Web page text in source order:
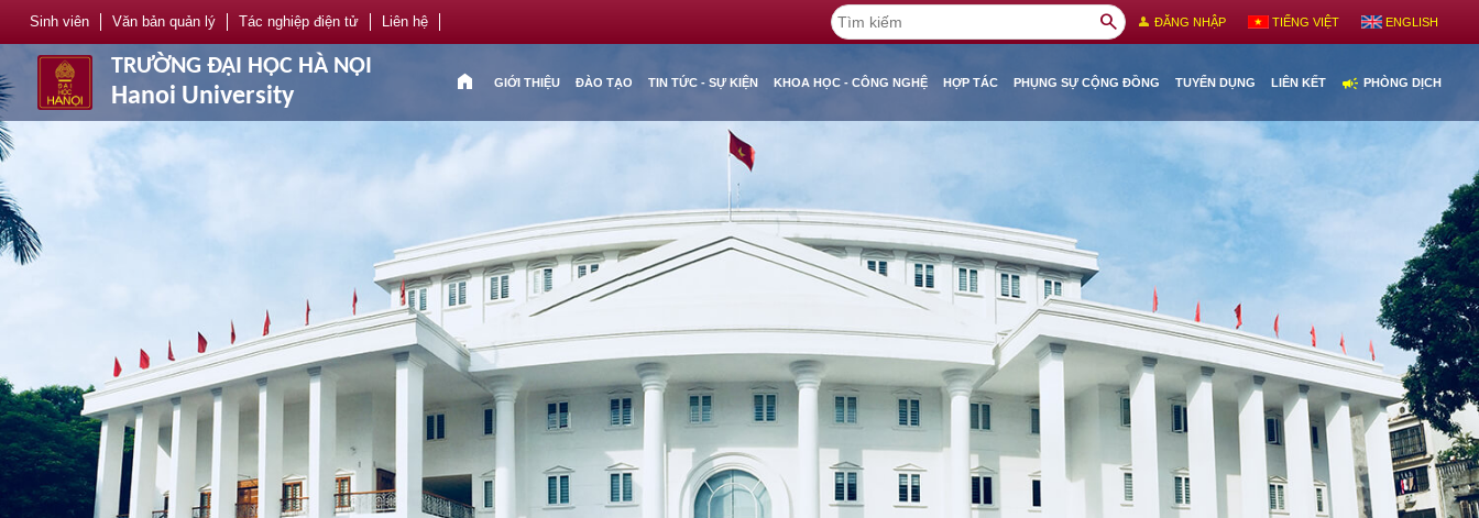
Sinh viên Văn bản quản lý Tác nghiệp điện tử Liên hệ search person ĐĂNG NHẬP TIẾNG VIỆT ENGLISH
TRƯỜNG ĐẠI HỌC HÀ NỘI
Hanoi University
home GIỚI THIỆU ĐÀO TẠO TIN TỨC - SỰ KIỆN KHOA HỌC - CÔNG NGHỆ HỢP TÁC PHỤNG SỰ CỘNG ĐỒNG TUYỂN DỤNG LIÊN KẾT campaign PHÒNG DỊCH